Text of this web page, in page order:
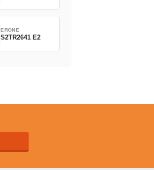
ERONE
S2TR2641 E2